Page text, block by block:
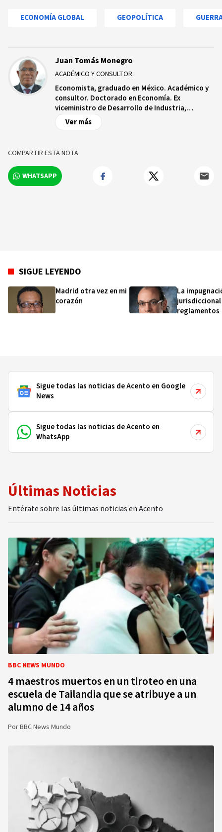
ECONOMÍA GLOBAL GEOPOLÍTICA
Juan Tomás Monegro
ACADÉMICO Y CONSULTOR.
Economista, graduado en México. Académico y
consultor. Doctorado en Economía. Ex
viceministro de Desarrollo de Industria,
Comercio y Mipymes, y ex Viceministro de
Planificación en el Ministerio de Economía,
Ver más
COMPARTIR ESTA NOTA
WHATSAPP
SIGUE LEYENDO
Madrid otra vez en mi
corazón
La
reglamentos
Sigue todas las noticias de Acento en Google
News
Sigue todas las noticias de Acento en
WhatsApp